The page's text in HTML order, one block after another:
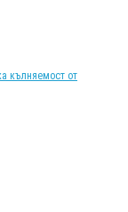
кълняемост от